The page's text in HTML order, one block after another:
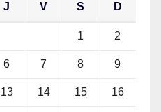
J V S D
1 2
6 7 8 9
13 14 15 16